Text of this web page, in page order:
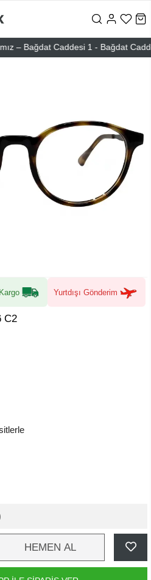
– Bağdat Caddesi 1 - Bağdat
Yurtdışı Gönderim
C2
HEMEN AL